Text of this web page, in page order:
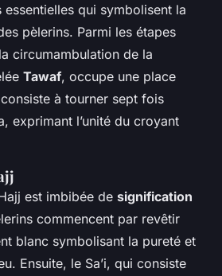
qui symbolisent la
pèlerins. Parmi les étapes
circumambulation de la
Tawaf, occupe une place
à tourner sept fois
exprimant l’unité du croyant
est imbibée de signification
commencent par revêtir
blanc symbolisant la pureté et
Ensuite, le Sa’i, qui consiste